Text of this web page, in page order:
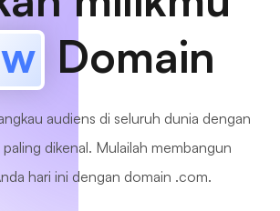
Domain
audiens di seluruh dunia dengan
dikenal. Mulailah membangun
hari ini dengan domain .com.